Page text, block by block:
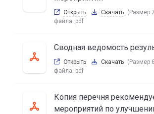
Открыть Скачать (Размер
файла: pdf
Сводная ведомость
Открыть Скачать (Размер
файла: pdf
Копия перечня
мероприятий по